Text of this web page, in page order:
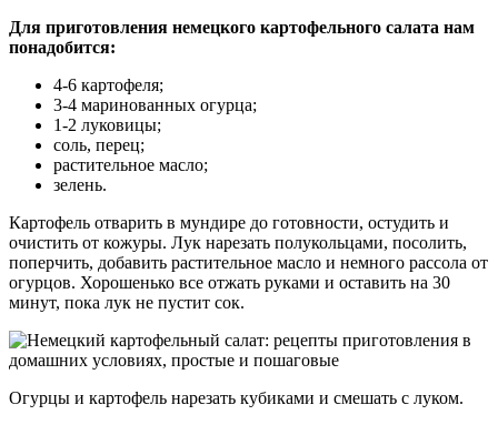
Для приготовления немецкого картофельного салата нам
понадобится:
4-6 картофеля;
3-4 маринованных огурца;
1-2 луковицы;
соль, перец;
растительное масло;
зелень.
Картофель отварить в мундире до готовности, остудить и
очистить от кожуры. Лук нарезать полукольцами, посолить,
поперчить, добавить растительное масло и немного рассола от
огурцов. Хорошенько все отжать руками и оставить на 30
минут, пока лук не пустит сок.
Огурцы и картофель нарезать кубиками и смешать с луком.